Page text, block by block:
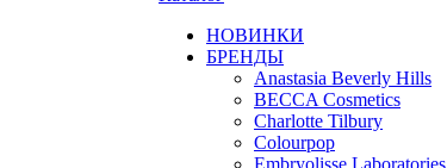
НОВИНКИ
БРЕНДЫ
Anastasia Beverly Hills
BECCA Cosmetics
Charlotte Tilbury
Colourpop
Embryolisse Laboratories